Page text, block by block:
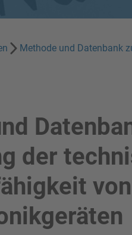
Methode und Datenbank
der